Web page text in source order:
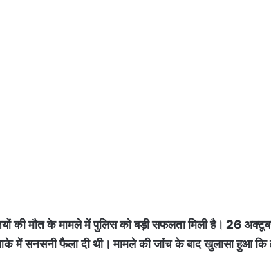
की मौत के मामले में पुलिस को बड़ी सफलता मिली है। 26
में सनसनी फैला दी थी। मामले की जांच के बाद खुलासा हुआ कि